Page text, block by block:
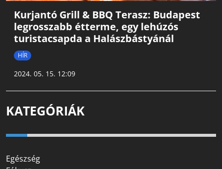
Kurjantó Grill & BBQ Terasz: Budapest
legrosszabb étterme, egy lehúzós
turistacsapda a Halászbástyánál
HÍR
2024. 05. 15. 12:09
KATEGÓRIÁK
Egészség